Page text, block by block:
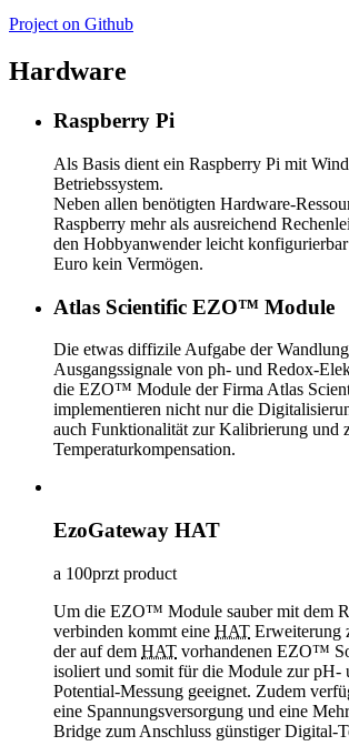
Project on Github
Hardware
Raspberry Pi
Als Basis dient ein Raspberry Pi mit
Betriebssystem.
Neben allen benötigten Hardware-
Raspberry mehr als ausreichend
den Hobbyanwender leicht
Euro kein Vermögen.
Atlas Scientific EZO™ Module
Die etwas diffizile Aufgabe der
Ausgangssignale von ph- und Redox-
die EZO™ Module der Firma Atlas
implementieren nicht nur die
auch Funktionalität zur Kalibrierung und
Temperaturkompensation.
EzoGateway HAT
a 100przt product
Um die EZO™ Module sauber mit dem
verbinden kommt eine HAT Erweiterung
der auf dem HAT vorhandenen EZO™
isoliert und somit für die Module zur pH-
Potential-Messung geeignet. Zudem
eine Spannungsversorgung und eine
Bridge zum Anschluss günstiger Digital-